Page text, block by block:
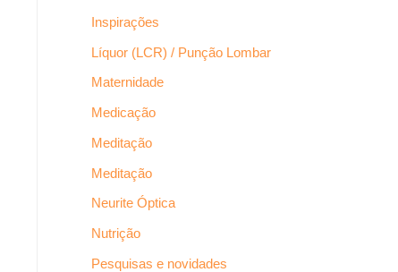
Inspirações
Líquor (LCR) / Punção Lombar
Maternidade
Medicação
Meditação
Meditação
Neurite Óptica
Nutrição
Pesquisas e novidades